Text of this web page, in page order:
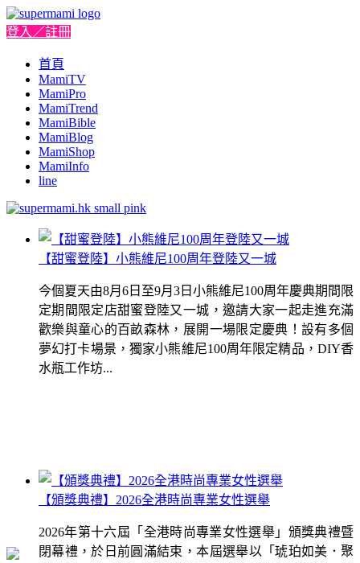
登入／註冊
首頁
MamiTV
MamiPro
MamiTrend
MamiBible
MamiBlog
MamiShop
MamiInfo
line
【甜蜜登陸】小熊維尼100周年登陸又一城
今個夏天由8月6日至9月3日小熊維尼100周年慶典期間限
定期間限定店甜蜜登陸又一城，邀請大家一起走進充滿
歡樂與童心的百畝森林，展開一場限定慶典！設有多個
夢幻打卡場景，獨家小熊維尼100周年限定精品，DIY香
水瓶工作坊...
【頒獎典禮】2026全港時尚專業女性選舉
2026年第十六屆「全港時尚專業女性選舉」頒獎典禮暨
閉幕禮，於日前圓滿結束，本屆選舉以「琥珀如美．聚